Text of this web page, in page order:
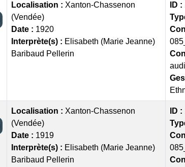
Localisation : Xanton-Chassenon
(Vendée)
Date : 1920
Interprète(s) : Elisabeth (Marie Jeanne)
Baribaud Pellerin
ID :
Localisation : Xanton-Chassenon
(Vendée)
Date : 1919
Interprète(s) : Elisabeth (Marie Jeanne)
Baribaud Pellerin
ID :